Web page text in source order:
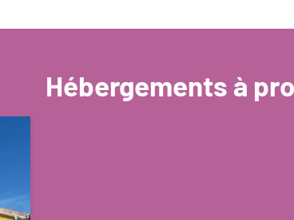
Hébergements à